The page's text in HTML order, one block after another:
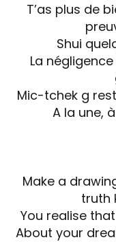
T’as plus de
Shui
La
Mic-tchek g
A la une,
Make a
truth
You realise
About your